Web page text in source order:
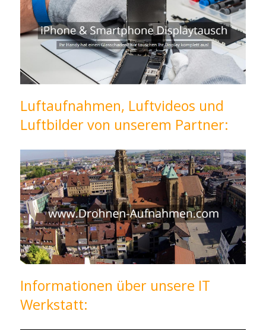
Luftaufnahmen, Luftvideos und
Luftbilder von unserem Partner:
Informationen über unsere IT
Werkstatt: